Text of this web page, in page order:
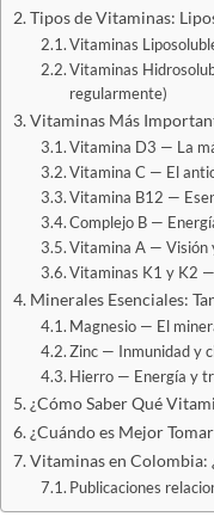
Tipos de Vitaminas:
Vitaminas
Vitaminas
regularmente)
Vitaminas Más
Vitamina D3 — La
Vitamina C — El
Vitamina B12 —
Complejo B —
Vitamina A — Visión
Vitaminas K1 y K2
Minerales Esenciales:
Magnesio — El
Zinc — Inmunidad y
Hierro — Energía y
¿Cómo Saber Qué
¿Cuándo es Mejor
Vitaminas en Colombia:
Publicaciones